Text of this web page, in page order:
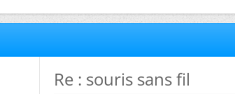
Re : souris sans fil